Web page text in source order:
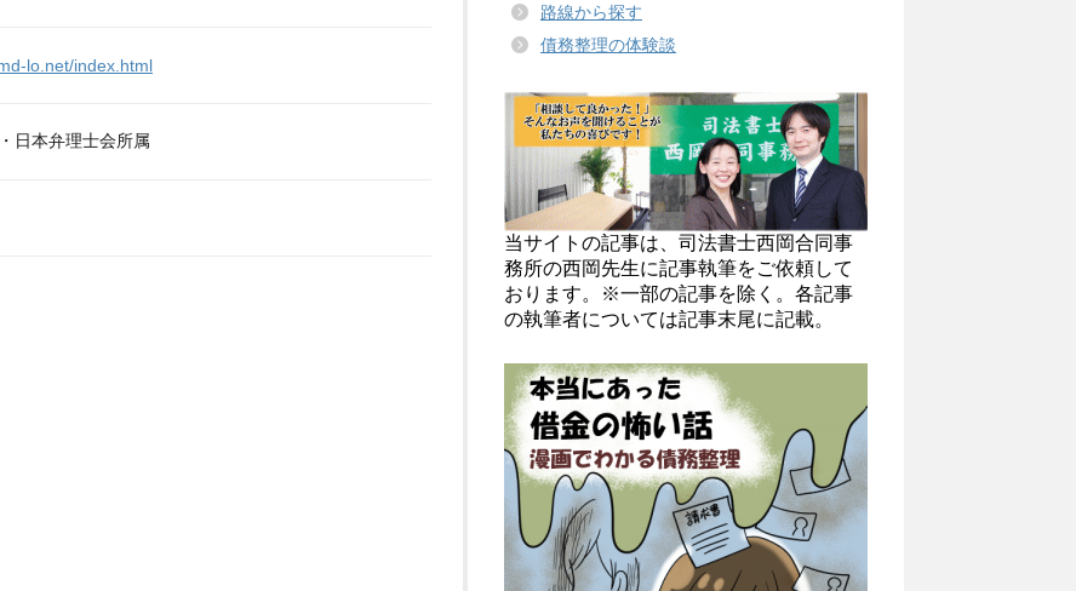
lo.net/index.html
日本弁理士会所属
路線から探す
債務整理の体験談
当サイトの記事は、司法書士西岡合同事
務所の西岡先生に記事執筆をご依頼して
おります。※一部の記事を除く。各記事
の執筆者については記事末尾に記載。